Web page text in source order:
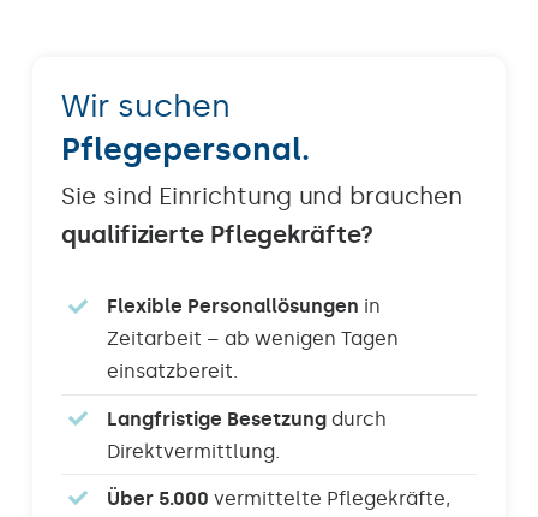
Wir suchen
Pflegepersonal.
Sie sind Einrichtung und brauchen
qualifizierte Pflegekräfte?
Flexible Personallösungen in
Zeitarbeit – ab wenigen Tagen
einsatzbereit.
Langfristige Besetzung durch
Direktvermittlung.
Über 5.000 vermittelte Pflegekräfte,